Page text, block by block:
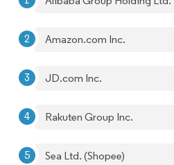
Amazon.com Inc.
JD.com Inc.
Rakuten Group Inc.
Sea Ltd. (Shopee)